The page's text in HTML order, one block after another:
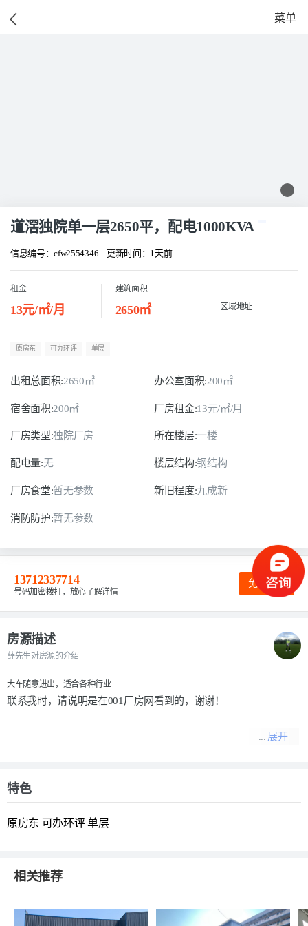
菜单
道滘独院单一层2650平，配电1000KVA
信息编号：cfw2554346... 更新时间：1天前
租金
13元/㎡/月
建筑面积
2650㎡ 区域地址
原房东 可办环评 单层
出租总面积:2650㎡ 办公室面积:200㎡
宿舍面积:200㎡ 厂房租金:13元/㎡/月
厂房类型:独院厂房 所在楼层:一楼
配电量:无 楼层结构:钢结构
厂房食堂:暂无参数 新旧程度:九成新
消防防护:暂无参数
13712337714
号码加密拨打，放心了解详情
免费咨询
房源描述
薛先生对房源的介绍
大车随意进出，适合各种行业
联系我时，请说明是在001厂房网看到的，谢谢！
展开
特色
原房东 可办环评单层
相关推荐